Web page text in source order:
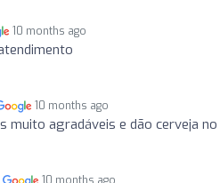
10 months ago
10 months ago
muito agradáveis e dão cerveja
10 months ago